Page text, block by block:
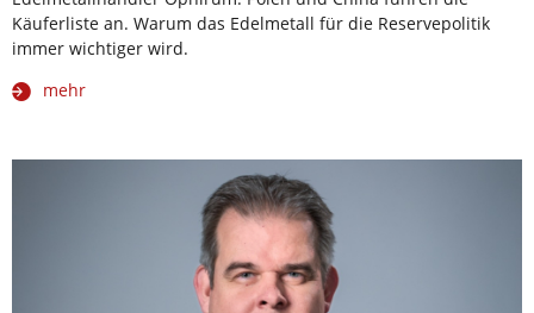
Käuferliste an. Warum das Edelmetall für die Reservepolitik
immer wichtiger wird.
mehr